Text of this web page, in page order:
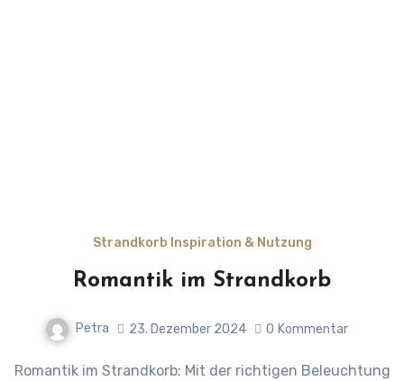
Strandkorb Inspiration & Nutzung
Romantik im Strandkorb
Petra 23. Dezember 2024 0 Kommentar
Romantik im Strandkorb: Mit der richtigen Beleuchtung